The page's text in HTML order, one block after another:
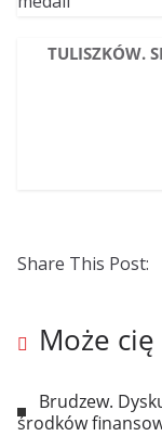
TULISZKÓW.
Share This Post:
Może
Brudzew.
środków